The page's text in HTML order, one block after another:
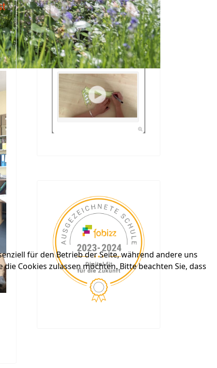
Erklärvideos zum
Lesekonzept
für den Betrieb der Seite, während andere uns
Cookies zulassen möchten. Bitte beachten Sie, dass